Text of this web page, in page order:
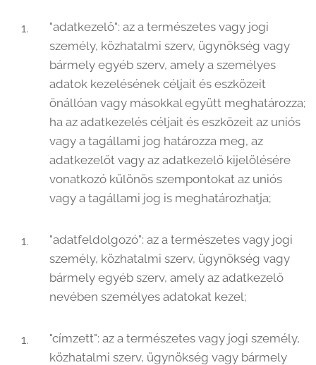
"adatkezelő": az a természetes vagy jogi
személy, közhatalmi szerv, ügynökség vagy
bármely egyéb szerv, amely a személyes
adatok kezelésének céljait és eszközeit
önállóan vagy másokkal együtt meghatározza;
ha az adatkezelés céljait és eszközeit az uniós
vagy a tagállami jog határozza meg, az
adatkezelőt vagy az adatkezelő kijelölésére
vonatkozó különös szempontokat az uniós
vagy a tagállami jog is meghatározhatja;
"adatfeldolgozó": az a természetes vagy jogi
személy, közhatalmi szerv, ügynökség vagy
bármely egyéb szerv, amely az adatkezelő
nevében személyes adatokat kezel;
"címzett": az a természetes vagy jogi személy,
közhatalmi szerv, ügynökség vagy bármely